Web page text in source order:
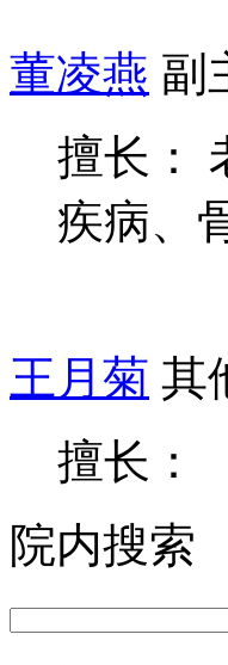
董凌燕 副
擅长：
疾病、
王月菊 其
擅长：
院内搜索